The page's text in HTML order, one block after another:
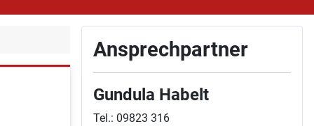
Ansprechpartner
Gundula Habelt
Tel.: 09823 316